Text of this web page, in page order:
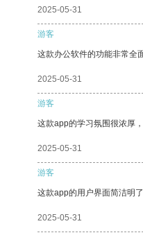
2025-05-31
游客
这款办公软件的功能非常全
2025-05-31
游客
这款app的学习氛围很浓厚
2025-05-31
游客
这款app的用户界面简洁明
2025-05-31